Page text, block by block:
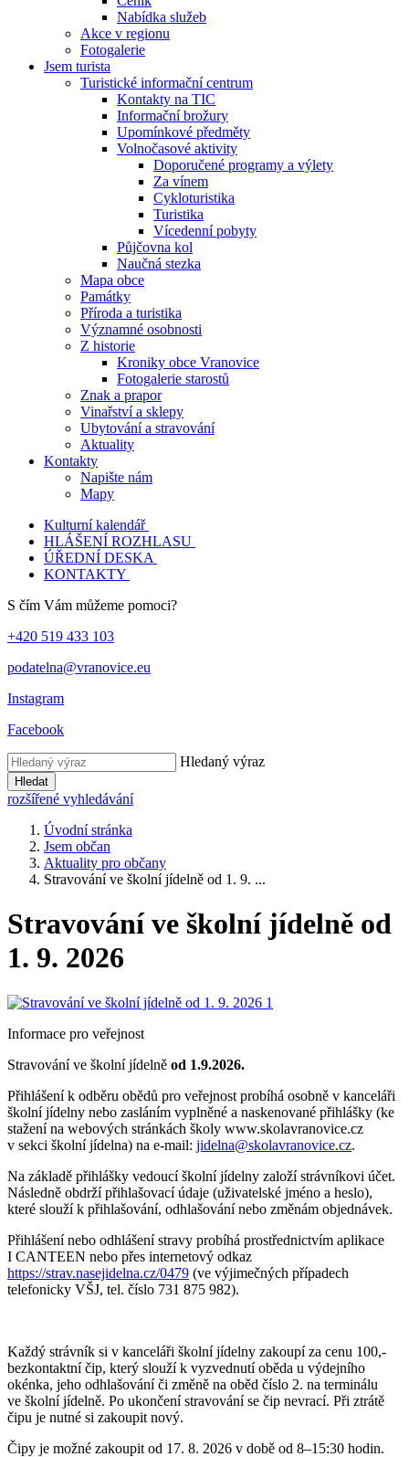
Nabídka služeb
Akce v regionu
Fotogalerie
Jsem turista
Turistické informační centrum
Kontakty na TIC
Informační brožury
Upomínkové předměty
Volnočasové aktivity
Doporučené programy a výlety
Za vínem
Cykloturistika
Turistika
Vícedenní pobyty
Půjčovna kol
Naučná stezka
Mapa obce
Památky
Příroda a turistika
Významné osobnosti
Z historie
Kroniky obce Vranovice
Fotogalerie starostů
Znak a prapor
Vinařství a sklepy
Ubytování a stravování
Aktuality
Kontakty
Napište nám
Mapy
Kulturní kalendář
HLÁŠENÍ ROZHLASU
ÚŘEDNÍ DESKA
KONTAKTY
S čím Vám můžeme pomoci?
+420 519 433 103
podatelna@vranovice.eu
Instagram
Facebook
Hledaný výraz
Hledat
rozšířené vyhledávání
Úvodní stránka
Jsem občan
Aktuality pro občany
Stravování ve školní jídelně od 1. 9. ...
Stravování ve školní jídelně od
1. 9. 2026
Informace pro veřejnost
Stravování ve školní jídelně od 1.9.2026.
Přihlášení k odběru obědů pro veřejnost probíhá osobně v kanceláři
školní jídelny nebo zasláním vyplněné a naskenované přihlášky (ke
stažení na webových stránkách školy www.skolavranovice.cz
v sekci školní jídelna) na e-mail: jidelna@skolavranovice.cz.
Na základě přihlášky vedoucí školní jídelny založí strávníkovi účet.
Následně obdrží přihlašovací údaje (uživatelské jméno a heslo),
které slouží k přihlašování, odhlašování nebo změnám objednávek.
Přihlášení nebo odhlášení stravy probíhá prostřednictvím aplikace
I CANTEEN nebo přes internetový odkaz
https://strav.nasejidelna.cz/0479 (ve výjimečných případech
telefonicky VŠJ, tel. číslo 731 875 982).
Každý strávník si v kanceláři školní jídelny zakoupí za cenu 100,-
bezkontaktní čip, který slouží k vyzvednutí oběda u výdejního
okénka, jeho odhlašování či změně na oběd číslo 2. na terminálu
ve školní jídelně. Po ukončení stravování se čip nevrací. Při ztrátě
čipu je nutné si zakoupit nový.
Čipy je možné zakoupit od 17. 8. 2026 v době od 8–15:30 hodin.